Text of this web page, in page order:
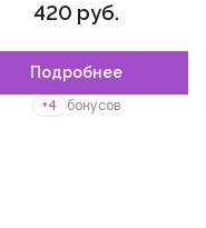
420 руб.
Подробнее
+4 бонусов
войдите
добавить товар в